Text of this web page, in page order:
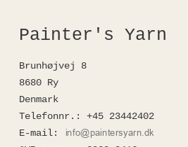
Painter's Yarn
Brunhøjvej 8
8680 Ry
Denmark
Telefonnr. :
+45 23442402
E-mail: